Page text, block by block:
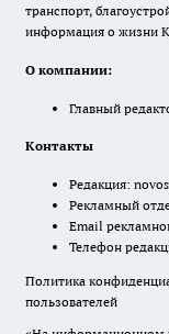
транспорт,
информация о жизни
О компании:
Главный
Контакты
Редакция:
Рекламный
Email
Телефон
Политика
пользователей